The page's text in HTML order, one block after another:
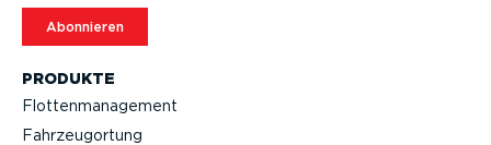
PRODUKTE
Flotten­ma­nagement
Fahrzeu­g­ortung
Abonnieren